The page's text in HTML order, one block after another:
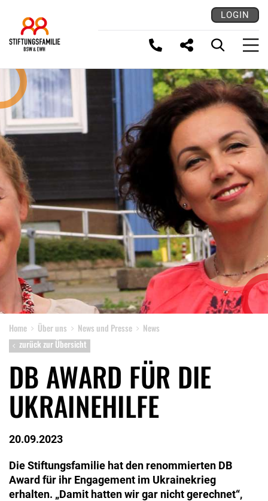
LOGIN
LINK KOPIEREN
Home Über uns News und Presse
News
zurück zur Übersicht
DB AWARD FÜR DIE
UKRAINEHILFE
20.09.2023
Die Stiftungsfamilie hat den renommierten DB
Award für ihr Engagement im Ukrainekrieg
erhalten. „Damit hatten wir gar nicht gerechnet“,